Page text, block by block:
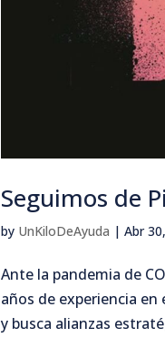
Seguimos de
by UnKiloDeAyuda | Abr
Ante la pandemia de
años de experiencia
y busca alianzas